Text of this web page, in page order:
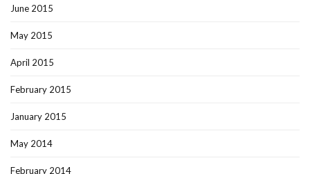
June 2015
May 2015
April 2015
February 2015
January 2015
May 2014
February 2014